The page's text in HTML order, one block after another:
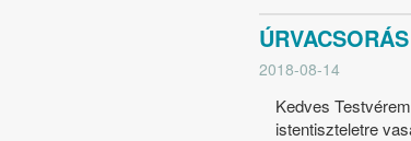
2018-08-14
Kedves
istentiszteletre